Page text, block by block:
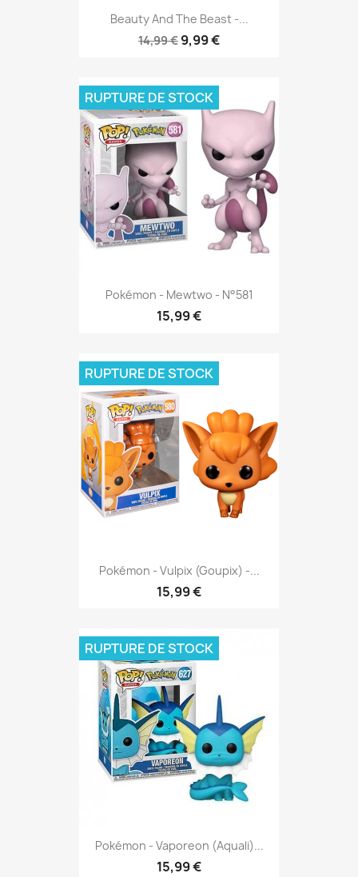
Beauty And The Beast -...
14,99 € 9,99 €
Pokémon - Mewtwo - N°581
15,99 €
RUPTURE DE STOCK
Pokémon - Vulpix (Goupix) -...
15,99 €
RUPTURE DE STOCK
Pokémon - Vaporeon (Aquali)...
15,99 €
RUPTURE DE STOCK